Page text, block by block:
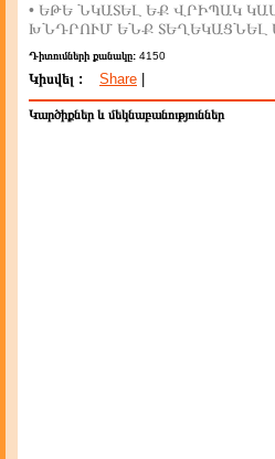
• ԵԹԵ ՆԿԱՏԵԼ ԵՔ ՎՐԻՊԱԿ
ԽՆԴՐՈՒՄ ԵՆՔ ՏԵՂԵԿԱՑՆԵԼ
Դիտումների քանակը: 4150
Կիսվել : Share
Կարծիքներ և մեկնաբանություններ